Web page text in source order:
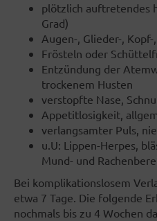
plötzlich auftretendes
Grad)
Augen-, Glieder-,
Frösteln oder
Entzündung der
trockenem Husten
verstopfte Nase,
Appetitlosigkeit,
verlangsamter Puls,
u.U: Lippen-Herpes,
Mund- und
Bei komplikationslosem
etwa 7 Tage. Die folgende
nochmals bis zu 4 Wochen